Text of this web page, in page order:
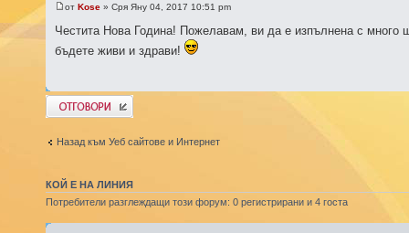
от Kose» Сря Яну 04, 2017 10:51 pm
Честита Нова Година! Пожелавам, ви да е изпълнена с много
бъдете живи и здрави!
Добави отговор
Назад към Уеб сайтове и Интернет
КОЙ Е НА ЛИНИЯ
Потребители разглеждащи този форум: 0 регистрирани и 4 госта